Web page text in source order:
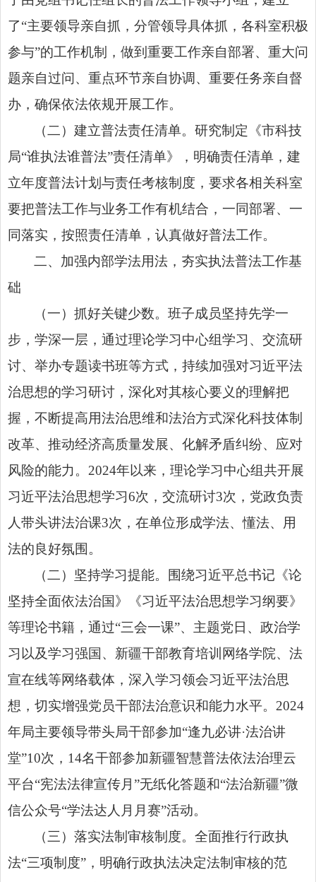
了“主要领导亲自抓，分管领导具体抓，各科室积极
参与”的工作机制，做到重要工作亲自部署、重大问
题亲自过问、重点环节亲自协调、重要任务亲自督
办，确保依法依规开展工作。
（二）建立普法责任清单。研究制定《市科技
局“谁执法谁普法”责任清单》，明确责任清单，建
立年度普法计划与责任考核制度，要求各相关科室
要把普法工作与业务工作有机结合，一同部署、一
同落实，按照责任清单，认真做好普法工作。
二、加强内部学法用法，夯实执法普法工作基
础
（一）抓好关键少数。班子成员坚持先学一
步，学深一层，通过理论学习中心组学习、交流研
讨、举办专题读书班等方式，持续加强对习近平法
治思想的学习研讨，深化对其核心要义的理解把
握，不断提高用法治思维和法治方式深化科技体制
改革、推动经济高质量发展、化解矛盾纠纷、应对
风险的能力。2024年以来，理论学习中心组共开展
习近平法治思想学习6次，交流研讨3次，党政负责
人带头讲法治课3次，在单位形成学法、懂法、用
法的良好氛围。
（二）坚持学习提能。围绕习近平总书记《论
坚持全面依法治国》《习近平法治思想学习纲要》
等理论书籍，通过“三会一课”、主题党日、政治学
习以及学习强国、新疆干部教育培训网络学院、法
宣在线等网络载体，深入学习领会习近平法治思
想，切实增强党员干部法治意识和能力水平。2024
年局主要领导带头局干部参加“逢九必讲·法治讲
堂”10次，14名干部参加新疆智慧普法依法治理云
平台“宪法法律宣传月”无纸化答题和“法治新疆”微
信公众号“学法达人月月赛”活动。
（三）落实法制审核制度。全面推行行政执
法“三项制度”，明确行政执法决定法制审核的范